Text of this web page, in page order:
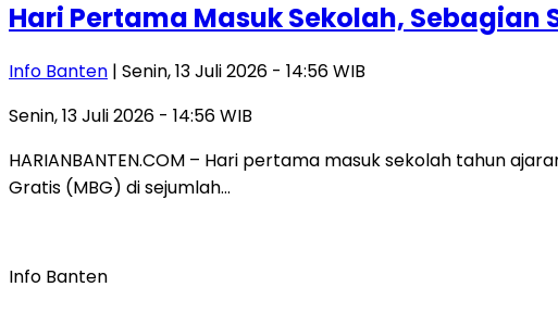
Hari Pertama Masuk Sekolah,
Info Banten | Senin, 13 Juli 2026 - 14:56 WIB
Senin, 13 Juli 2026 - 14:56 WIB
HARIANBANTEN.COM – Hari pertama masuk sekolah tahun
Gratis (MBG) di sejumlah…
Info Banten